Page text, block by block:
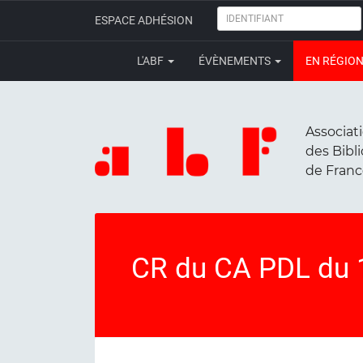
ESPACE ADHÉSION IDENTIFIANT
L'ABF ÉVÈNEMENTS EN RÉGION
des
de
CR du CA PDL